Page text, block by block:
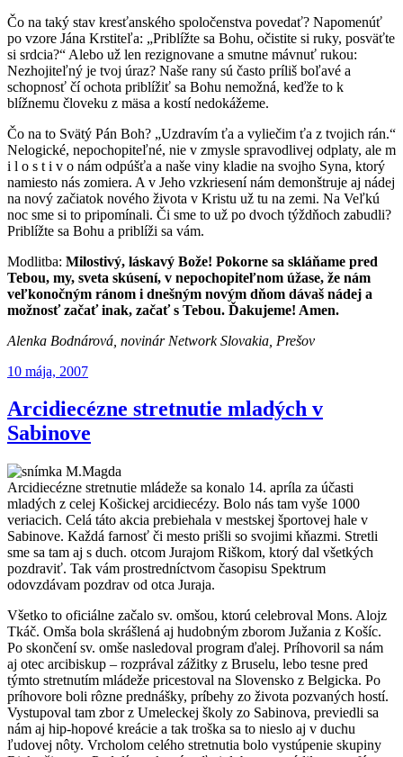
Čo na taký stav kresťanského spoločenstva povedať? Napomenúť
po vzore Jána Krstiteľa: „Priblížte sa Bohu, očistite si ruky, posväťte
si srdcia?“ Alebo už len rezignovane a smutne mávnuť rukou:
Nezhojiteľný je tvoj úraz? Naše rany sú často príliš boľavé a
schopnosť čí ochota priblížiť sa Bohu nemožná, keďže to k
blížnemu človeku z mäsa a kostí nedokážeme.
Čo na to Svätý Pán Boh? „Uzdravím ťa a vyliečim ťa z tvojich rán.“
Nelogické, nepochopiteľné, nie v zmysle spravodlivej odplaty, ale m
i l o s t i v o nám odpúšťa a naše viny kladie na svojho Syna, ktorý
namiesto nás zomiera. A v Jeho vzkriesení nám demonštruje aj nádej
na nový začiatok nového života v Kristu už tu na zemi. Na Veľkú
noc sme si to pripomínali. Či sme to už po dvoch týždňoch zabudli?
Priblížte sa Bohu a priblíži sa vám.
Modlitba: Milostivý, láskavý Bože! Pokorne sa skláňame pred
Tebou, my, sveta skúsení, v nepochopiteľnom úžase, že nám
veľkonočným ránom i dnešným novým dňom dávaš nádej a
možnosť začať inak, začať s Tebou. Ďakujeme! Amen.
Alenka Bodnárová, novinár Network Slovakia, Prešov
Publikované
10 mája, 2007
Arcidiecézne stretnutie mladých v
Sabinove
Arcidiecézne stretnutie mládeže sa konalo 14. apríla za účasti
mladých z celej Košickej arcidiecézy. Bolo nás tam vyše 1000
veriacich. Celá táto akcia prebiehala v mestskej športovej hale v
Sabinove. Každá farnosť či mesto prišli so svojimi kňazmi. Stretli
sme sa tam aj s duch. otcom Jurajom Riškom, ktorý dal všetkých
pozdraviť. Tak vám prostredníctvom časopisu Spektrum
odovzdávam pozdrav od otca Juraja.
Všetko to oficiálne začalo sv. omšou, ktorú celebroval Mons. Alojz
Tkáč. Omša bola skrášlená aj hudobným zborom Južania z Košíc.
Po skončení sv. omše nasledoval program ďalej. Príhovoril sa nám
aj otec arcibiskup – rozprával zážitky z Bruselu, lebo tesne pred
týmto stretnutím mládeže pricestoval na Slovensko z Belgicka. Po
príhovore boli rôzne prednášky, príbehy zo života pozvaných hostí.
Vystupoval tam zbor z Umeleckej školy zo Sabinova, previedli sa
nám aj hip-hopové kreácie a tak troška sa to nieslo aj v duchu
ľudovej nôty. Vrcholom celého stretnutia bolo vystúpenie skupiny